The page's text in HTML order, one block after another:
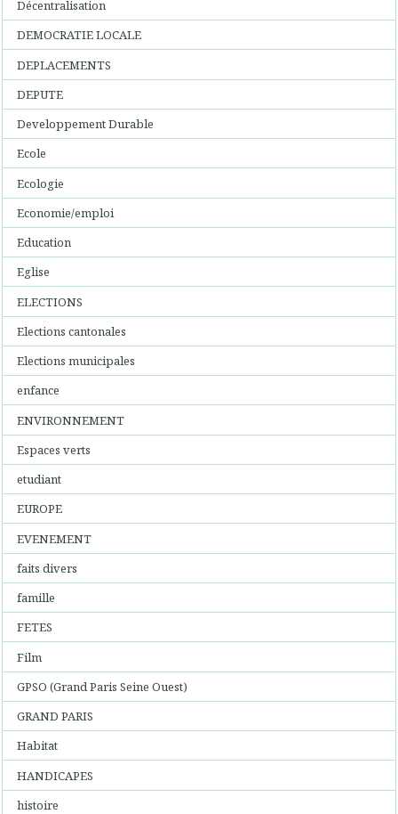
Décentralisation
DEMOCRATIE LOCALE
DEPLACEMENTS
DEPUTE
Developpement Durable
Ecole
Ecologie
Economie/emploi
Education
Eglise
ELECTIONS
Elections cantonales
Elections municipales
enfance
ENVIRONNEMENT
Espaces verts
etudiant
EUROPE
EVENEMENT
faits divers
famille
FETES
Film
GPSO (Grand Paris Seine Ouest)
GRAND PARIS
Habitat
HANDICAPES
histoire